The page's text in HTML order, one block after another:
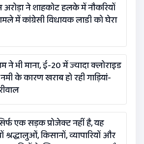
ने शाहकोट हलके में नौकरियों
में कांग्रेसी विधायक लाडी को घेरा
ने भी माना, ई-20 में ज्यादा क्लोराइड
के कारण खराब हो रही गाड़ियां-
एक सड़क प्रोजेक्ट नहीं है, यह
श्रद्धालुओं, किसानों, व्यापारियों और